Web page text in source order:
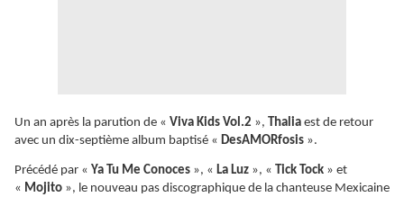
Un an après la parution de « Viva Kids Vol.2 », Thalia est de retour
avec un dix-septième album baptisé « DesAMORfosis ».
Précédé par « Ya Tu Me Conoces », « La Luz », « Tick Tock » et
« Mojito », le nouveau pas discographique de la chanteuse Mexicaine